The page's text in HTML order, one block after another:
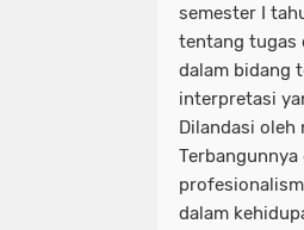
semester I
tentang tugas
dalam bidang
interpretasi
Dilandasi oleh
dalam